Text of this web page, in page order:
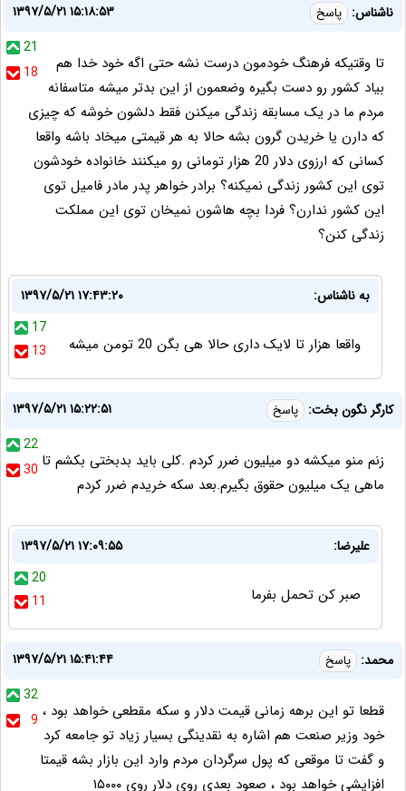
ناشناس: پاسخ
۱۳۹۷/۵/۲۱ ۱۵:۱۸:۵۳
21
18
تا وقتیکه فرهنگ خودمون درست نشه حتی اگه خود خدا هم
بیاد کشور رو دست بگیره وضعمون از این بدتر میشه متاسفانه
مردم ما در یک مسابقه زندگی میکنن فقط دلشون خوشه که چیزی
که دارن یا خریدن گرون بشه حالا به هر قیمتی میخاد باشه واقعا
کسانی که ارزوی دلار 20 هزار تومانی رو میکنند خانواده خودشون
توی این کشور زندگی نمیکنه؟ برادر خواهر پدر مادر فامیل توی
این کشور ندارن؟ فردا بچه هاشون نمیخان توی این مملکت
زندگی کنن؟
به ناشناس:
۱۳۹۷/۵/۲۱ ۱۷:۴۳:۲۰
17
13
واقعا هزار تا لایک داری حالا هی بگن 20 تومن میشه
کارگر نگون بخت: پاسخ
۱۳۹۷/۵/۲۱ ۱۵:۲۲:۵۱
22
30 زنم منو میکشه دو میلیون ضرر کردم .کلی باید بدبختی بکشم تا
ماهی یک میلیون حقوق بگیرم.بعد سکه خریدم ضرر کردم
علیرضا:
۱۳۹۷/۵/۲۱ ۱۷:۰۹:۵۵
20
11
صبر کن تحمل بفرما
محمد: پاسخ
۱۳۹۷/۵/۲۱ ۱۵:۴۱:۴۴
32
9 قطعا تو این برهه زمانی قیمت دلار و سکه مقطعی خواهد بود ،
خود وزیر صنعت هم اشاره به نقدینگی بسیار زیاد تو جامعه کرد
و گفت تا موقعی که پول سرگردان مردم وارد این بازار بشه قیمتا
افزایشی خواهد بود ، صعود بعدی روی دلار روی ۱۵۰۰۰